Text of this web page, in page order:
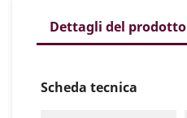
Dettagli del prodotto
Scheda tecnica